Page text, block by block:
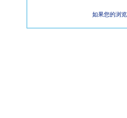
如果您的浏